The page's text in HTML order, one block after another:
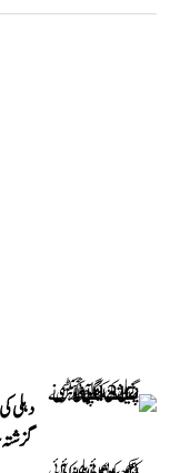
دہلی
گزشتہ سال سے